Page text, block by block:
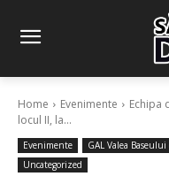
Home Evenimente
Echipa
locul II, la...
Evenimente GAL Valea Baseului
Uncategorized